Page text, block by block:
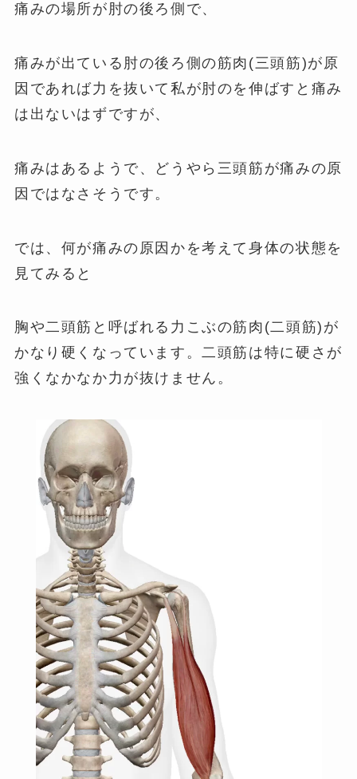
痛みの場所が肘の後ろ側で、
痛みが出ている肘の後ろ側の筋肉(三頭筋)が原
因であれば力を抜いて私が肘のを伸ばすと痛み
は出ないはずですが、
痛みはあるようで、どうやら三頭筋が痛みの原
因ではなさそうです。
では、何が痛みの原因かを考えて身体の状態を
見てみると
胸や二頭筋と呼ばれる力こぶの筋肉(二頭筋)が
かなり硬くなっています。二頭筋は特に硬さが
強くなかなか力が抜けません。